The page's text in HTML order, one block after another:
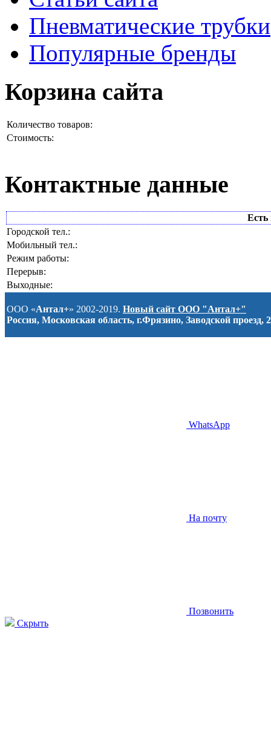
Пневматические трубки
Популярные бренды
Корзина сайта
Количество товаров:
Стоимость:
Контактные данные
Есть
Городской тел.:
Мобильный тел.:
Режим работы:
Перерыв:
Выходные:
ООО «Антал+» 2002-2019. Новый сайт ООО "Антал+"
Россия, Московская область, г.Фрязино, Заводской проезд, 2
WhatsApp
На почту
Позвонить
Скрыть